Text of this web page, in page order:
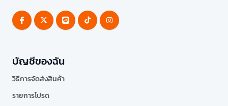
บัญชีของฉัน
วิธีการจัดส่งสินค้า
รายการโปรด